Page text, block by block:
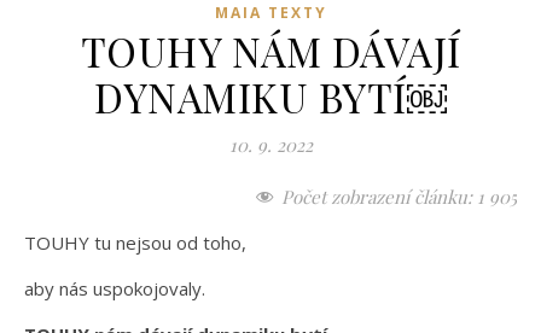
MAIA TEXTY
TOUHY NÁM DÁVAJÍ
DYNAMIKU BYTÍ￼
10. 9. 2022
Počet zobrazení článku: 1 905
TOUHY tu nejsou od toho,
aby nás uspokojovaly.